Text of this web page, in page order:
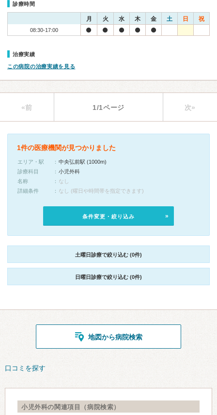
診療時間
月 火 水 木 金 土 日 祝
08:30-17:00
治療実績
この病院の治療実績を見る
«前 1/1ページ 次»
1件の医療機関が見つかりました
エリア・駅
中央弘前駅 (1000m)
診療科目
小児外科
名称
なし
詳細条件
なし (曜日や時間帯を指定できます)
条件変更・絞り込み
土曜日診療で絞り込む (0件)
日曜日診療で絞り込む (0件)
地図から病院検索
口コミを探す
小児外科の関連項目（病院検索）